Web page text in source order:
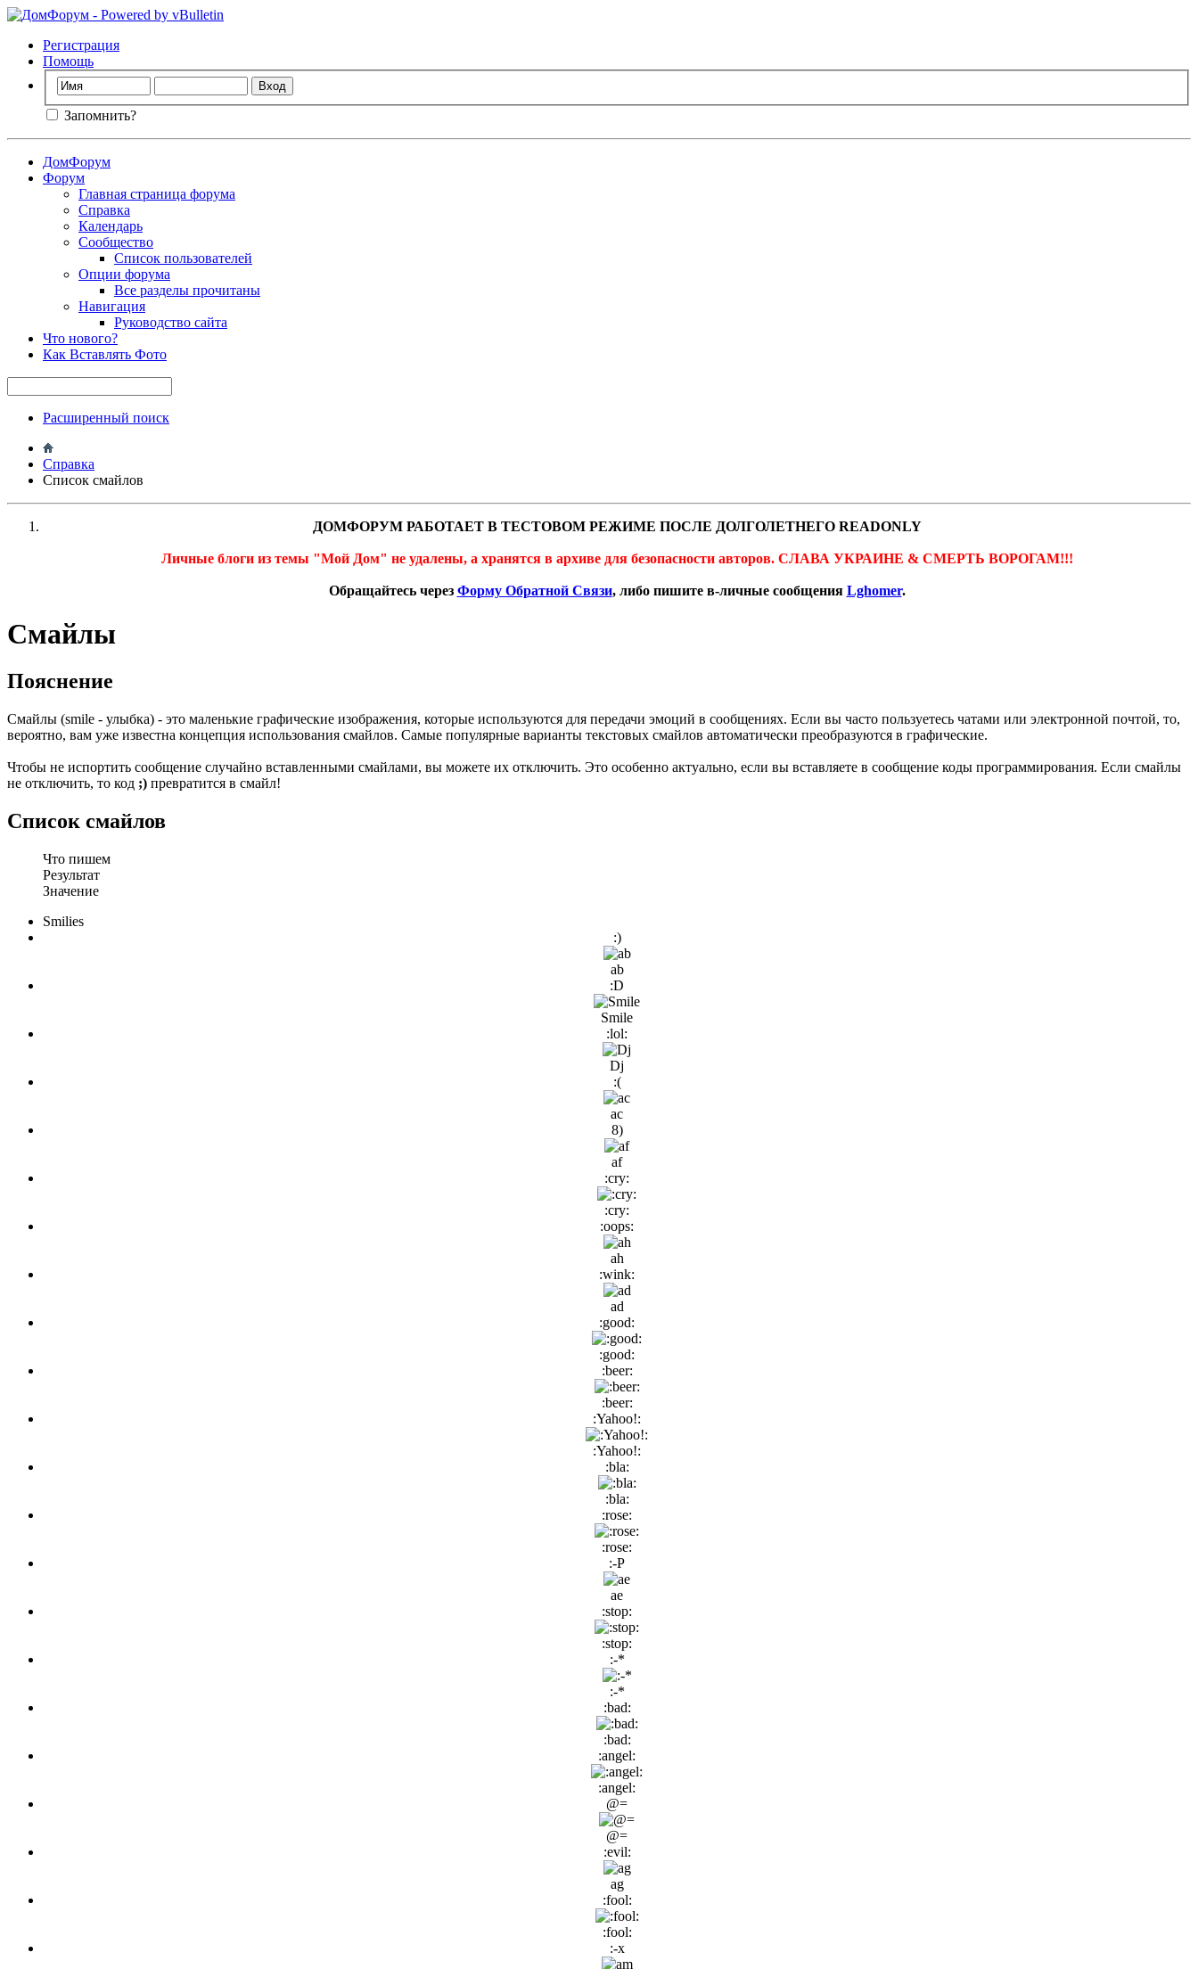
Регистрация
Помощь
Запомнить?
ДомФорум
Форум
Главная страница форума
Справка
Календарь
Сообщество
Список пользователей
Опции форума
Все разделы прочитаны
Навигация
Руководство сайта
Что нового?
Как Вставлять Фото
Расширенный поиск
Справка
Список смайлов
ДОМФОРУМ РАБОТАЕТ В ТЕСТОВОМ РЕЖИМЕ ПОСЛЕ ДОЛГОЛЕТНЕГО READONLY
Личные блоги из темы "Мой Дом" не удалены, а хранятся в архиве для безопасности авторов. СЛАВА УКРАИНЕ & СМЕРТЬ ВОРОГАМ!!!
Обращайтесь через Форму Обратной Связи, либо пишите в-личные сообщения Lghomer.
Смайлы
Пояснение
Смайлы (smile - улыбка) - это маленькие графические изображения, которые используются для передачи эмоций в сообщениях. Если вы часто пользуетесь чатами или электронной почтой, то,
вероятно, вам уже известна концепция использования смайлов. Самые популярные варианты текстовых смайлов автоматически преобразуются в графические.
Чтобы не испортить сообщение случайно вставленными смайлами, вы можете их отключить. Это особенно актуально, если вы вставляете в сообщение коды программирования. Если смайлы
не отключить, то код ;) превратится в смайл!
Список смайлов
Что пишем
Результат
Значение
Smilies
:)
ab
:D
Smile
:lol:
Dj
:(
ac
8)
af
:cry:
:cry:
:oops:
ah
:wink:
ad
:good:
:good:
:beer:
:beer:
:Yahoo!:
:Yahoo!:
:bla:
:bla:
:rose:
:rose:
:-P
ae
:stop:
:stop:
:-*
:-*
:bad:
:bad:
:angel:
:angel:
@=
@=
:evil:
ag
:fool:
:fool:
:-x